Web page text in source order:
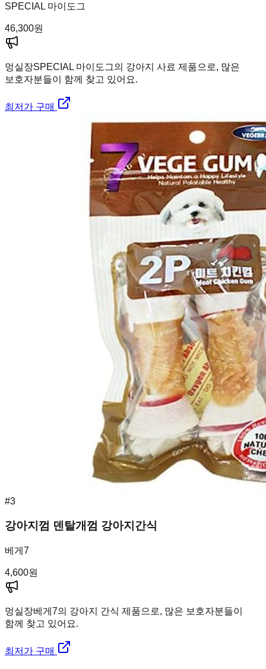
SPECIAL 마이도그
46,300원
멍실장SPECIAL 마이도그의 강아지 사료 제품으로, 많은
보호자분들이 함께 찾고 있어요.
최저가 구매
#3
강아지껌 덴탈개껌 강아지간식
베게7
4,600원
멍실장베게7의 강아지 간식 제품으로, 많은 보호자분들이
함께 찾고 있어요.
최저가 구매